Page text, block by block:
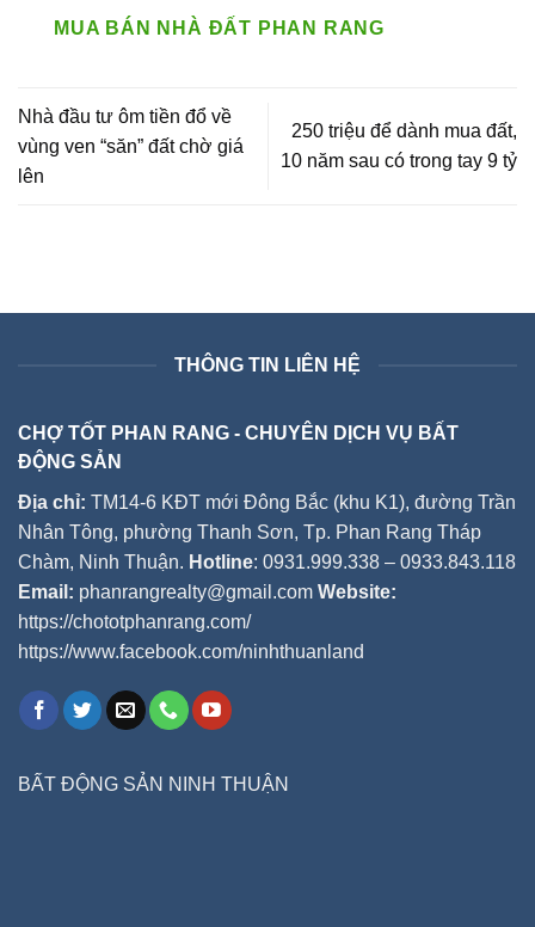
MUA BÁN NHÀ ĐẤT PHAN RANG
Nhà đầu tư ôm tiền đổ về
vùng ven “săn” đất chờ giá
lên
250 triệu để dành mua đất,
10 năm sau có trong tay 9 tỷ
THÔNG TIN LIÊN HỆ
CHỢ TỐT PHAN RANG - CHUYÊN DỊCH VỤ BẤT
ĐỘNG SẢN
Địa chỉ: TM14-6 KĐT mới Đông Bắc (khu K1), đường Trần
Nhân Tông, phường Thanh Sơn, Tp. Phan Rang Tháp
Chàm, Ninh Thuận. Hotline: 0931.999.338 – 0933.843.118
Email: phanrangrealty@gmail.com Website:
https://chototphanrang.com/
https://www.facebook.com/ninhthuanland
BẤT ĐỘNG SẢN NINH THUẬN